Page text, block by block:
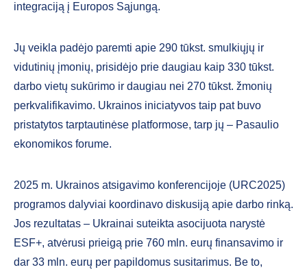
integraciją į Europos Sąjungą.
Jų veikla padėjo paremti apie 290 tūkst. smulkiųjų ir
vidutinių įmonių, prisidėjo prie daugiau kaip 330 tūkst.
darbo vietų sukūrimo ir daugiau nei 270 tūkst. žmonių
perkvalifikavimo. Ukrainos iniciatyvos taip pat buvo
pristatytos tarptautinėse platformose, tarp jų – Pasaulio
ekonomikos forume.
2025 m. Ukrainos atsigavimo konferencijoje (URC2025)
programos dalyviai koordinavo diskusiją apie darbo rinką.
Jos rezultatas – Ukrainai suteikta asocijuota narystė
ESF+, atvėrusi prieigą prie 760 mln. eurų finansavimo ir
dar 33 mln. eurų per papildomus susitarimus. Be to,